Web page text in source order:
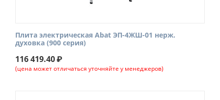
Плита электрическая Abat ЭП-4ЖШ-01 нерж.
духовка (900 серия)
116 419.40₽
(цена может отличаться уточняйте у менеджеров)